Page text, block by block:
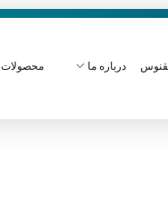
درباره ما محصولات